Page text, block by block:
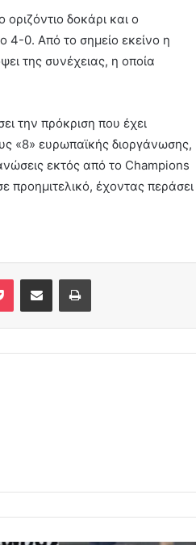
δοκάρι και ο
4-0. Από το σημείο εκείνο η
της συνέχειας, η οποία
την πρόκριση που έχει
«8» ευρωπαϊκής διοργάνωσης,
εκτός από το Champions
προημιτελικό, έχοντας περάσει
Pocket Share via Email Print